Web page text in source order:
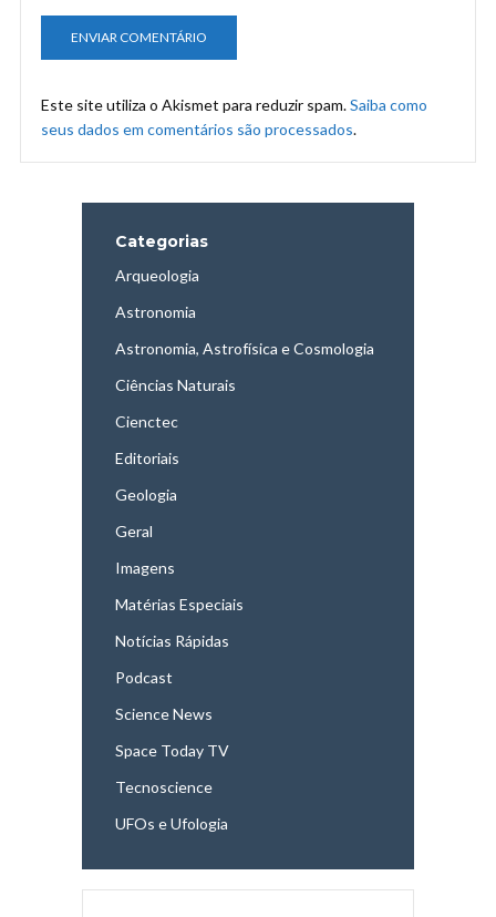
Este site utiliza o Akismet para reduzir spam.Saiba como
seus dados em comentários são processados.
Categorias
Arqueologia
Astronomia
Astronomia, Astrofísica e Cosmologia
Ciências Naturais
Cienctec
Editoriais
Geologia
Geral
Imagens
Matérias Especiais
Notícias Rápidas
Podcast
Science News
Space Today TV
Tecnoscience
UFOs e Ufologia